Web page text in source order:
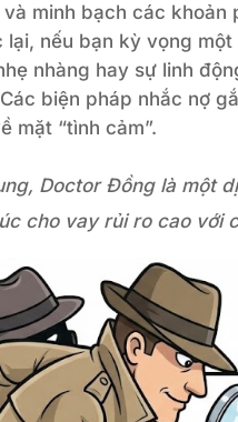
và minh bạch các
lại, nếu bạn kỳ vọng
nhàng hay sự linh
biện pháp nhắc nợ
mặt “tình cảm”.
Doctor Đồng là một
cho vay rủi ro cao với